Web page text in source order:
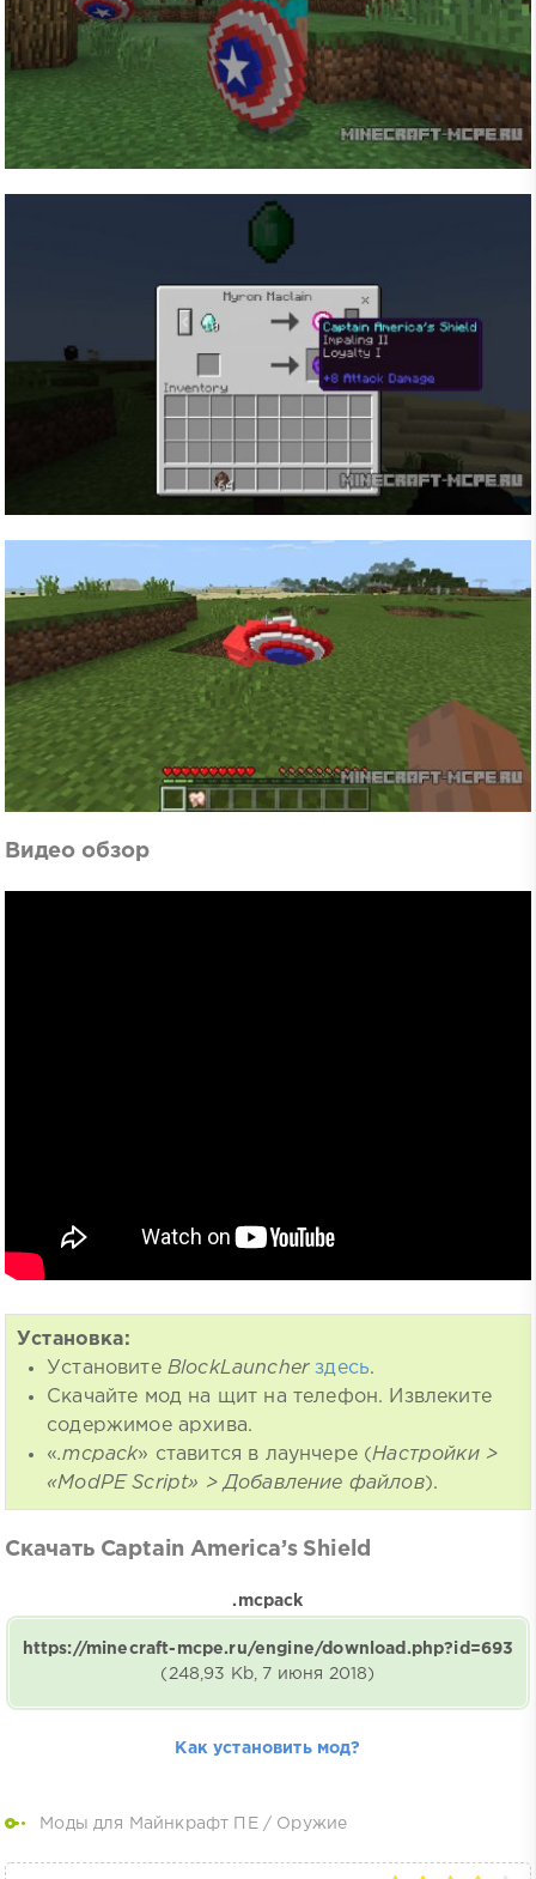
Видео обзор
Установка:
Установите BlockLauncher здесь.
Скачайте мод на щит на телефон. Извлеките
содержимое архива.
«.mcpack» ставится в лаунчере (Настройки >
«ModPE Script» > Добавление файлов).
Скачать Captain America’s Shield
.mcpack
https://minecraft-mcpe.ru/engine/download.php?id=693
(248,93 Kb, 7 июня 2018)
Как установить мод?
Моды для Майнкрафт ПЕ / Оружие